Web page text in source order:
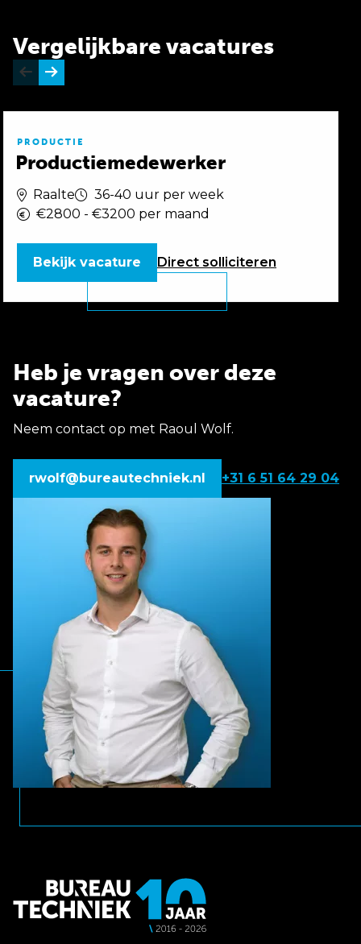
Vergelijkbare vacatures
PRODUCTIE
Productiemedewerker
Raalte
36-40 uur per week
€2800 - €3200 per maand
Direct solliciteren
Bekijk vacature
Heb je vragen over deze
vacature?
Neem contact op met Raoul Wolf.
rwolf@bureautechniek.nl +31 6 51 64 29 04